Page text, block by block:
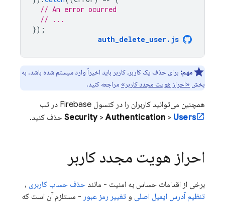
// An error ocurred
// ...
});
auth_delete_user. js
مهم: برای حذف یک کاربر، کاربر باید اخیراً وارد سیستم شده باشد. به
بخش «احراز هویت مجدد کاربر» مراجعه کنید.
همچنین می‌توانید کاربران را در کنسول Firebase در تب
Security>Authentication> Users حذف کنید.
احراز هویت مجدد کاربر
برخی از اقدامات حساس به امنیت - مانند حذف حساب کاربری ،
تنظیم آدرس ایمیل اصلی و تغییر رمز عبور - مستلزم آن است که